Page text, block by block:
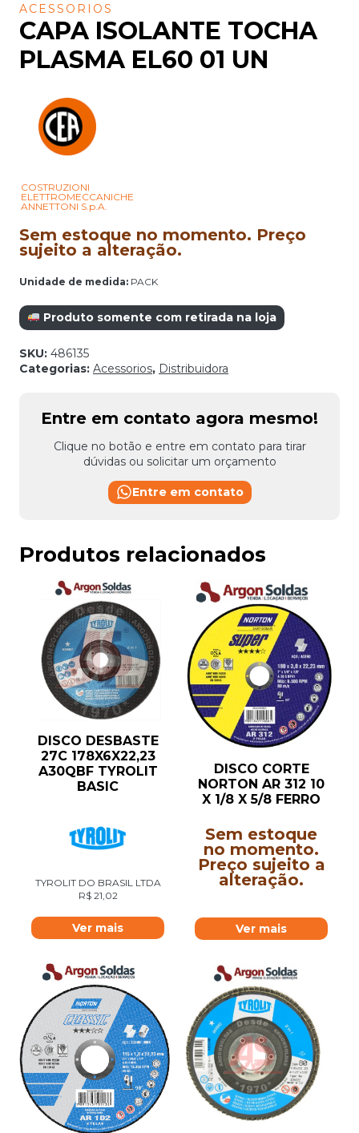
ACESSORIOS
CAPA ISOLANTE TOCHA
PLASMA EL60 01 UN
COSTRUZIONI
ELETTROMECCANICHE
ANNETTONI S.p.A.
Sem estoque no momento. Preço
sujeito a alteração.
Unidade de medida: PACK
Produto somente com retirada na loja
SKU: 486135
Categorias: Acessorios, Distribuidora
Entre em contato agora mesmo!
Clique no botão e entre em contato para tirar
dúvidas ou solicitar um orçamento
Entre em contato
Produtos relacionados
DISCO DESBASTE
27C 178X6X22,23
A30QBF TYROLIT
BASIC
TYROLIT DO BRASIL LTDA
R$21,02
Ver mais
DISCO CORTE
NORTON AR 312 10
X 1/8 X 5/8 FERRO
Sem estoque
no momento.
Preço sujeito a
alteração.
Ver mais